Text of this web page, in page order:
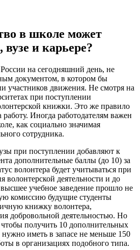
в школе может
и карьере?
на сегодняшний день, не
документом, в котором бы
участников движения. Не смотря на
при поступлении
книжки. Это же правило
Иногда работодателям важен
как социально значимая
сотрудника.
при поступлении добавляют к
дополнительные баллы (до 10) за
волонтера будет учитываться при
волонтерской деятельности и до
учебное заведение прошло не
комиссию будущие студенты
книжку волонтера,
добровольной деятельностью. Но
получить 10 дополнительных
нужно иметь в запасе не меньше 150
в организациях подобного типа.